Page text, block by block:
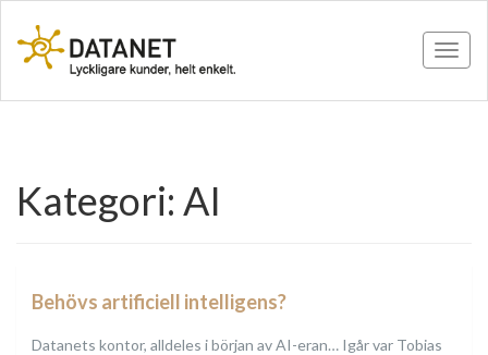
Kategori: AI
Behövs artificiell intelligens?
Datanets kontor, alldeles i början av AI-eran… Igår var Tobias